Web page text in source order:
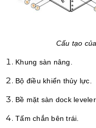
Cấu tạo
Khung sàn nâng.
Bộ điều khiển thủy lực.
Bề mặt sàn dock leveler.
Tấm chắn bên trái.